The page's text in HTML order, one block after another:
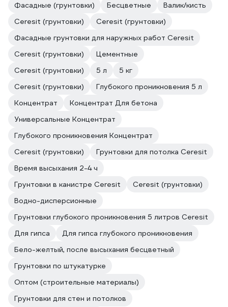
Фасадные (грунтовки)
Бесцветные
Валик/кисть
Ceresit (грунтовки)
Ceresit (грунтовки)
Фасадные грунтовки для наружных работ Ceresit
Ceresit (грунтовки)
Цементные
Ceresit (грунтовки)
5 л
5 кг
Ceresit (грунтовки)
Глубокого проникновения 5 л
Концентрат
Концентрат Для бетона
Универсальные Концентрат
Глубокого проникновения Концентрат
Ceresit (грунтовки)
Грунтовки для потолка Ceresit
Время высыхания 2-4 ч
Грунтовки в канистре Ceresit
Ceresit (грунтовки)
Водно-дисперсионные
Грунтовки глубокого проникновения 5 литров Ceresit
Для гипса
Для гипса глубокого проникновения
Бело-желтый, после высыхания бесцветный
Грунтовки по штукатурке
Оптом (строительные материалы)
Грунтовки для стен и потолков